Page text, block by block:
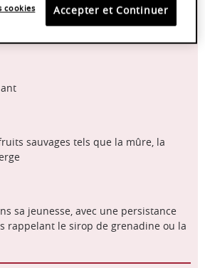
Pinot noir
sauvages tels que la mûre, la
sa jeunesse, avec une persistance
rappelant le sirop de grenadine ou la
Accepter et Continuer
cookies